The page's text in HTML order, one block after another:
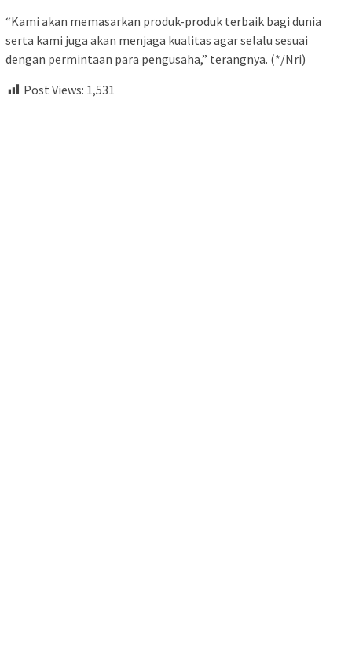
“Kami akan memasarkan produk-produk terbaik bagi dunia
serta kami juga akan menjaga kualitas agar selalu sesuai
dengan permintaan para pengusaha,” terangnya. (*/Nri)
Post Views: 1,531